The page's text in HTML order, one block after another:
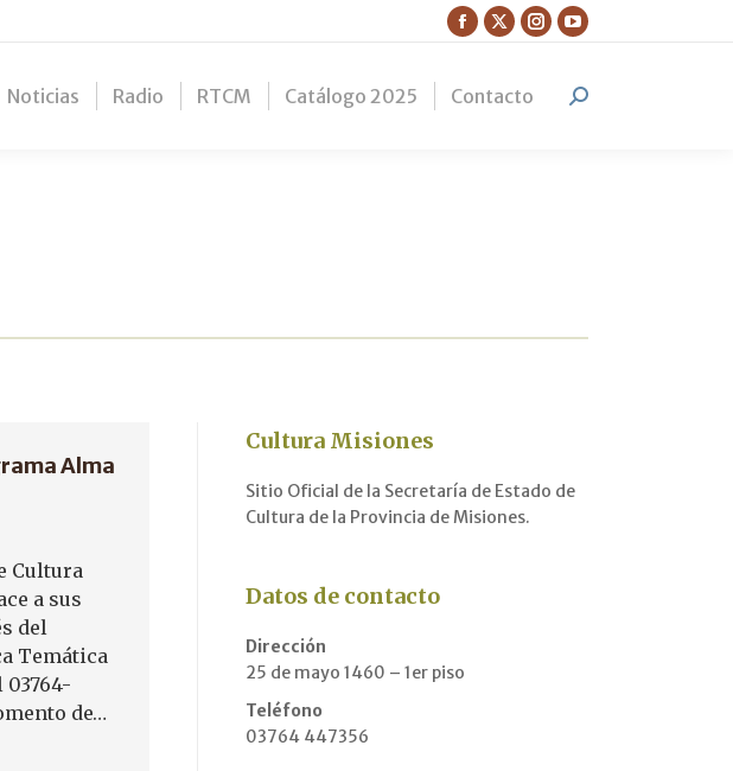
Facebook
opens
X
opens
Instagram
opens
YouTube
opens
Noticias Radio RTCM Catálogo 2025 Contacto Search:
Alma
Cultura
a sus
del
Temática
03764-
de…
Cultura Misiones
Sitio Oficial de la Secretaría de Estado de
Cultura de la Provincia de Misiones.
Datos de contacto
Dirección
25 de mayo 1460 – 1er piso
Teléfono
03764 447356